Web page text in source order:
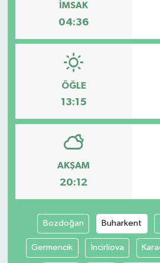
İMSAK
04:36
ÖĞLE
13:15
AKŞAM
20:12
Bozdoğan Buharkent
Germencik İncirliova
Eğitim
SEKTÖR
Magazin
haber ara
Yazarlarımız
Tüm Haberler
Videolu Haberler